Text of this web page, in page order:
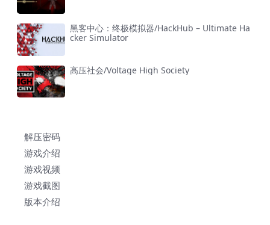
黑客中心：终极模拟器/HackHub – Ultimate Ha
cker Simulator
高压社会/Voltage High Society
解压密码
游戏介绍
游戏视频
游戏截图
版本介绍